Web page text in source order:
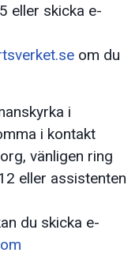
eller skicka e-
om du
i
i kontakt
vänligen ring
eller assistenten
du skicka e-